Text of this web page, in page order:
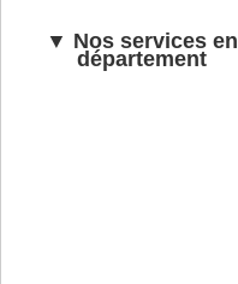
▼ Nos services en
département